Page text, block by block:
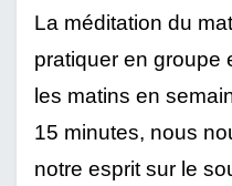
La méditation du
pratiquer en groupe
les matins en
15 minutes, nous
notre esprit sur le